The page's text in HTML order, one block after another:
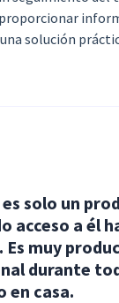
solución
solo un
acceso a él
Es muy
durante
en casa.